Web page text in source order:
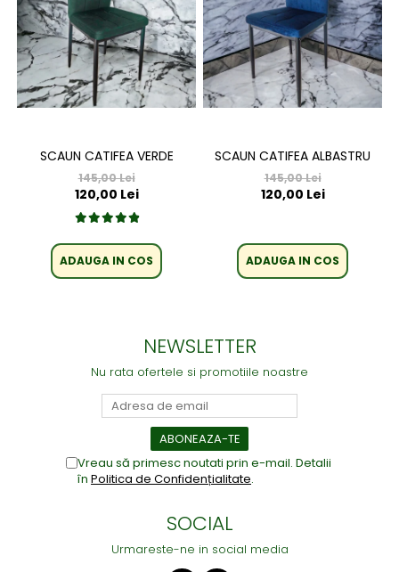
SCAUN CATIFEA VERDE
145,00 Lei
120,00 Lei
ADAUGA IN COS
SCAUN CATIFEA ALBASTRU
145,00 Lei
120,00 Lei
ADAUGA IN COS
NEWSLETTER
Nu rata ofertele si promotiile noastre
Vreau să primesc noutati prin e-mail. Detalii
în Politica de Confidențialitate.
SOCIAL
Urmareste-ne in social media